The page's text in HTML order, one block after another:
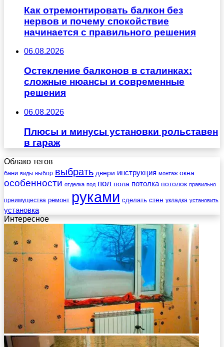
Как отремонтировать балкон без
нервов и почему спокойствие
начинается с правильного решения
06.08.2026
Остекление балконов в сталинках:
сложные нюансы и современные
решения
06.08.2026
Плюсы и минусы установки рольставен
в гараж
Облако тегов
бани виды выбор выбрать двери инструкция монтаж окна
особенности отделка под пол пола потолка потолок правильно
преимущества ремонт руками сделать стен укладка установить
установка
Интересное